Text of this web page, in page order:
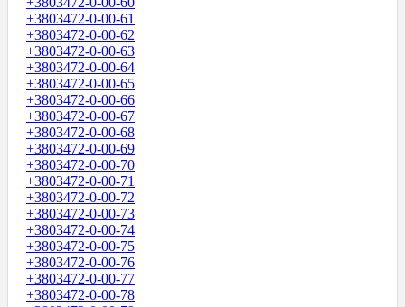
+3803472-0-00-61
+3803472-0-00-62
+3803472-0-00-63
+3803472-0-00-64
+3803472-0-00-65
+3803472-0-00-66
+3803472-0-00-67
+3803472-0-00-68
+3803472-0-00-69
+3803472-0-00-70
+3803472-0-00-71
+3803472-0-00-72
+3803472-0-00-73
+3803472-0-00-74
+3803472-0-00-75
+3803472-0-00-76
+3803472-0-00-77
+3803472-0-00-78